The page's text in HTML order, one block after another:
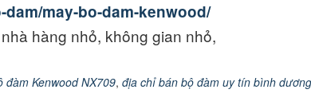
may-bo-dam-kenwood/
hàng nhỏ, không gian nhỏ,
đàm Kenwood NX709,địa chỉ bán bộ đàm uy tín bình dương